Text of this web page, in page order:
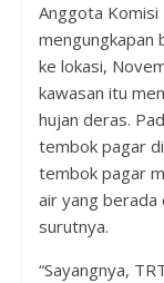
Anggota Komisi
mengungkapan
ke lokasi,
kawasan itu
hujan deras.
tembok pagar
tembok pagar
air yang berada
surutnya.
“Sayangnya,